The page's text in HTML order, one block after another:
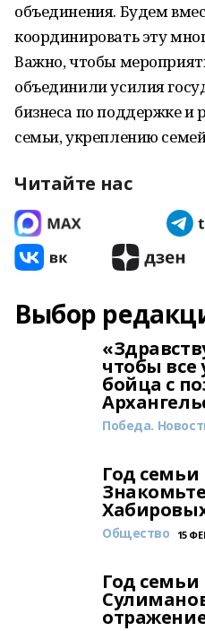
объединения. Будем
координировать эту
Важно, чтобы
объединили усилия
бизнеса по поддержке и
семьи, укреплению
Читайте нас
Выбор
чтобы все
бойца с
Победа.
Год семьи
Общество 15
Год семьи